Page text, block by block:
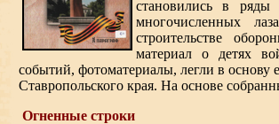
становились в
многочисленных
строительстве
материал о детях
событий, фотоматериалы, легли в основу
Ставропольского края. На основе
Огненные строки